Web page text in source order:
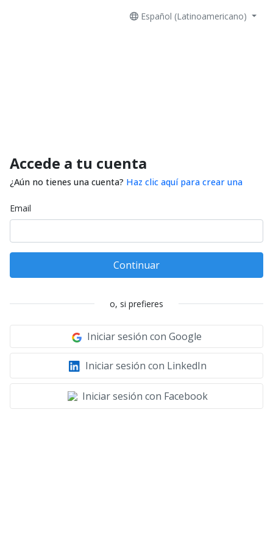
Español (Latinoamericano)
Accede a tu cuenta
¿Aún no tienes una cuenta? Haz clic aquí para crear una
Email
Continuar
o, si prefieres
Iniciar sesión con Google
Iniciar sesión con LinkedIn
Iniciar sesión con Facebook